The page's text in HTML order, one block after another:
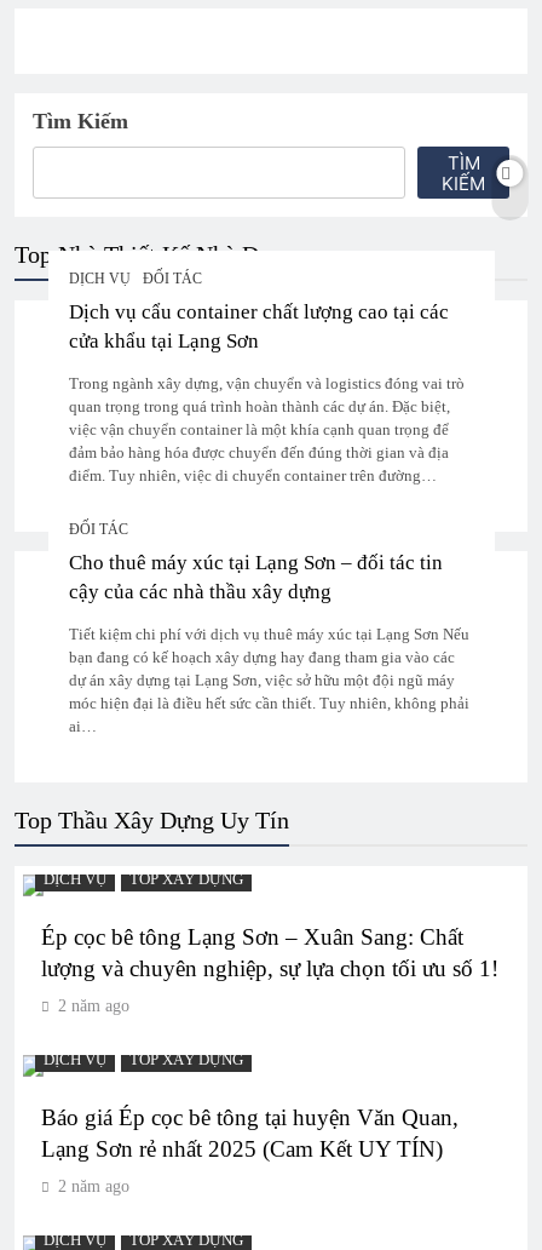
Tìm Kiếm
TÌM
KIẾM
Top Nhà Thiết Kế Nhà Đẹp
DỊCH VỤ ĐỐI TÁC
Dịch vụ cẩu container chất lượng cao tại các
cửa khẩu tại Lạng Sơn
Trong ngành xây dựng, vận chuyển và logistics đóng vai trò
quan trọng trong quá trình hoàn thành các dự án. Đặc biệt,
việc vận chuyển container là một khía cạnh quan trọng để
đảm bảo hàng hóa được chuyển đến đúng thời gian và địa
điểm. Tuy nhiên, việc di chuyển container trên đường…
ĐỐI TÁC
Cho thuê máy xúc tại Lạng Sơn – đối tác tin
cậy của các nhà thầu xây dựng
Tiết kiệm chi phí với dịch vụ thuê máy xúc tại Lạng Sơn Nếu
bạn đang có kế hoạch xây dựng hay đang tham gia vào các
dự án xây dựng tại Lạng Sơn, việc sở hữu một đội ngũ máy
móc hiện đại là điều hết sức cần thiết. Tuy nhiên, không phải
ai…
Top Thầu Xây Dựng Uy Tín
DỊCH VỤ TOP XÂY DỰNG
Ép cọc bê tông Lạng Sơn – Xuân Sang: Chất
lượng và chuyên nghiệp, sự lựa chọn tối ưu số 1!
2 năm ago
DỊCH VỤ TOP XÂY DỰNG
Báo giá Ép cọc bê tông tại huyện Văn Quan,
Lạng Sơn rẻ nhất 2025 (Cam Kết UY TÍN)
2 năm ago
DỊCH VỤ TOP XÂY DỰNG